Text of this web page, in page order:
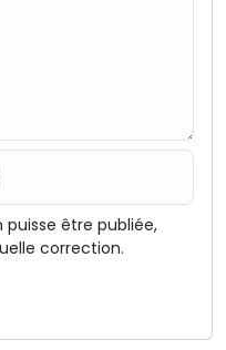
être publiée,
correction.